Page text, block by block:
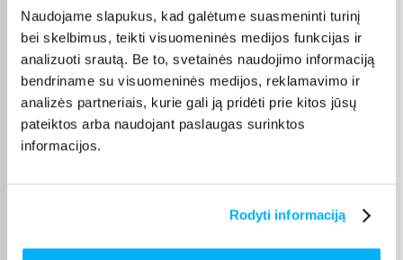
Naudojame slapukus, kad galėtume suasmeninti turinį
bei skelbimus, teikti visuomeninės medijos funkcijas ir
analizuoti srautą. Be to, svetainės naudojimo informaciją
bendriname su visuomeninės medijos, reklamavimo ir
analizės partneriais, kurie gali ją pridėti prie kitos jūsų
pateiktos arba naudojant paslaugas surinktos
informacijos.
Rodyti informaciją
Venipak kurjeris 2,99 €)
Rugpjūtis 17d. - Rugpjūtis 26d.
Omniva paštomatas (2,29 €)
Pristato ir šeštadienį
Rugpjūtis 14d. - Rugpjūtis 25d.
Smartposti paštomatas (2,39 €
Pristato ir šeštadienį